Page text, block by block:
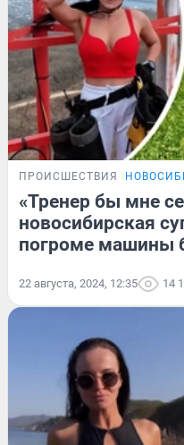
ПРОИСШЕСТВИЯ
«Тренер бы мне
новосибирская
погроме машины
22 августа, 2024, 12:35 14